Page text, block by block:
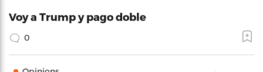
Voy a Trump y pago doble
0